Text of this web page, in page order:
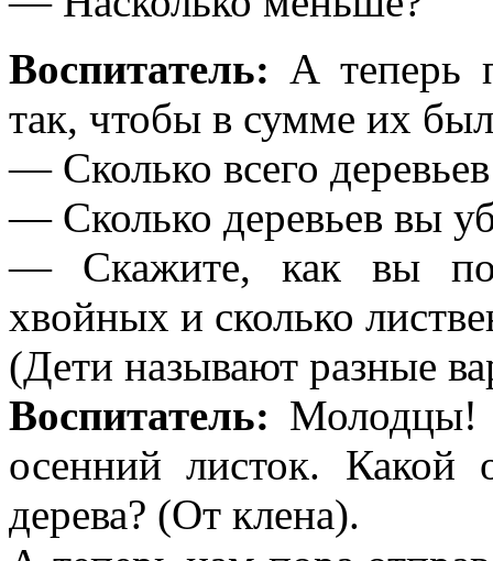
Воспитатель: А теперь
так, чтобы в сумме их
— Сколько всего
— Сколько деревьев вы
— Скажите, как вы
хвойных и сколько
(Дети называют разные
Воспитатель: Молодцы!
осенний листок.
дерева? (От клена).